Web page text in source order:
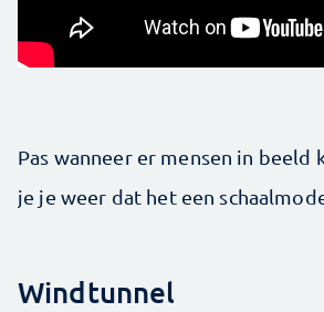
Pas wanneer er mensen in beeld
je je weer dat het een
Windtunnel